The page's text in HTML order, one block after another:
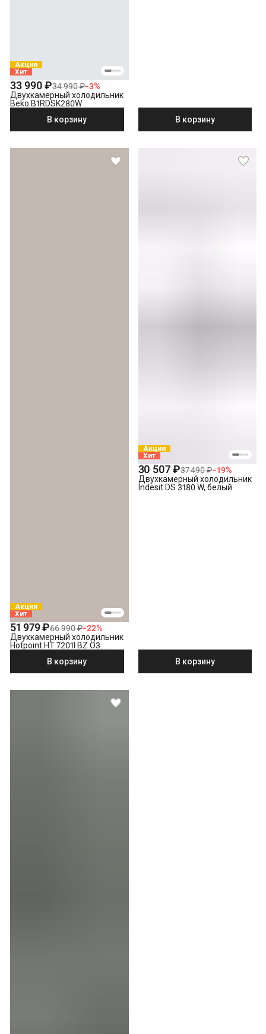
Акция
Хит
33 990 ₽34 990 ₽−3%
Двухкамерный холодильник
Beko B1RDSK280W
В корзину
В корзину
Акция
Хит
51 979 ₽66 990 ₽−22%
Двухкамерный холодильник
Hotpoint HT 7201I BZ O3
В корзину
Акция
Хит
30 507 ₽37 490 ₽−19%
Двухкамерный холодильник
Indesit DS 3180 W, белый
В корзину